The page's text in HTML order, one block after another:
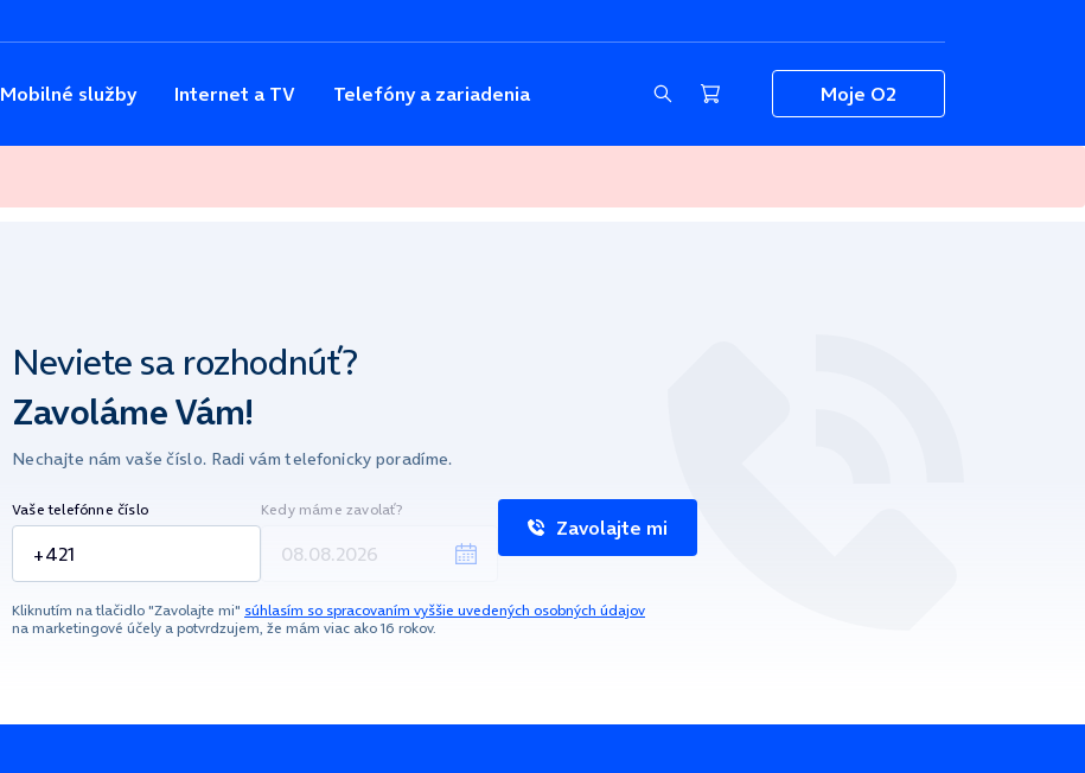
Mobilné služby Internet a TV Telefóny a zariadenia Moje O2
Neviete sa rozhodnúť?
Zavoláme Vám!
Nechajte nám vaše číslo. Radi vám telefonicky poradíme.
Vaše telefónne číslo Kedy máme zavolať?
Zavolajte mi
Kliknutím na tlačidlo "Zavolajte mi" súhlasím so spracovaním vyššie uvedených osobných údajov
na marketingové účely a potvrdzujem, že mám viac ako 16 rokov.